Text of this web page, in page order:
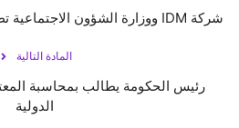
شركة IDM ووزارة الشؤون الاجتماعية تطلقان مبادرة "إنترنت للكلّ"
المادة التالية
رئيس الحكومة يطالب بمحاسبة
الدولية